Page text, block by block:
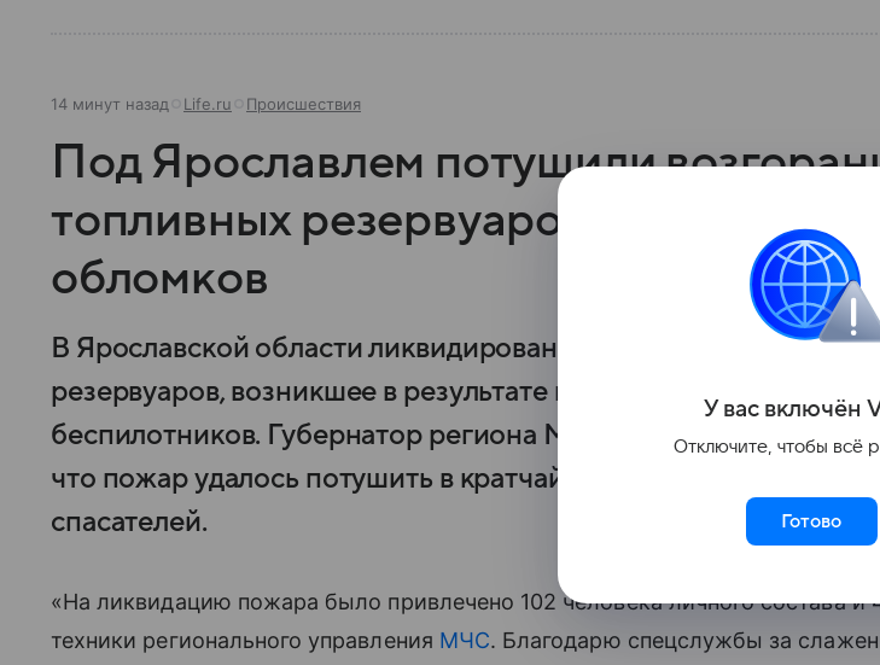
14 минут назад Life.ru Происшествия
Под Ярославлем потушили
топливных резервуаров после
обломков
В Ярославской области ликвидировано возгорание
резервуаров, возникшее в результате падения обломков
беспилотников. Губернатор региона Михаил Евраев сообщил,
что пожар удалось потушить в кратчайшие сроки благодаря
спасателей.
«На ликвидацию пожара было привлечено 102 человека личного состава и
техники регионального управления МЧС. Благодарю спецслужбы за
У вас включён
Отключите, чтобы всё
Готово